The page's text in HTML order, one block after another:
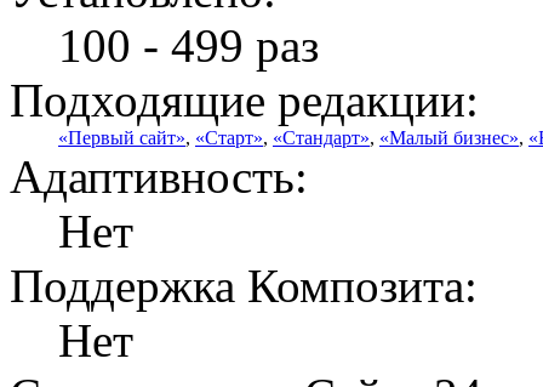
100 - 499 раз
Подходящие редакции:
«Первый сайт», «Старт», «Стандарт», «Малый бизнес»,
Адаптивность:
Нет
Поддержка Композита:
Нет